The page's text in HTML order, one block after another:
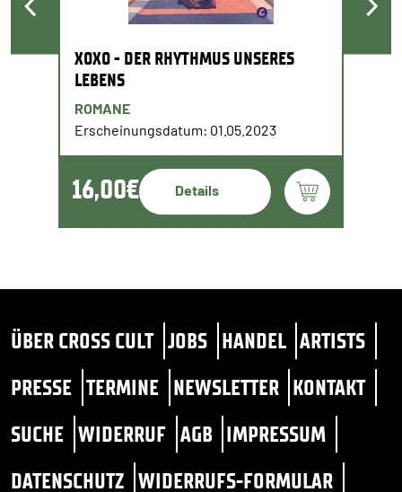
XOXO - DER RHYTHMUS UNSERES
LEBENS
ROMANE
Erscheinungsdatum: 01.05.2023
16,00€ Details
ÜBER CROSS CULT JOBS HANDEL ARTISTS
PRESSE TERMINE NEWSLETTER KONTAKT
SUCHE WIDERRUF AGB IMPRESSUM
DATENSCHUTZ WIDERRUFS-FORMULAR